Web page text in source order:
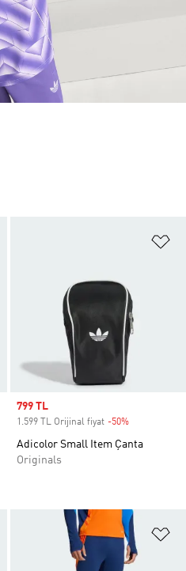
Sale price
799 TL
1.599 TL Orijinal fiyat -50%
Adicolor Small Item Çanta
Originals
Favori Listesine Ekle